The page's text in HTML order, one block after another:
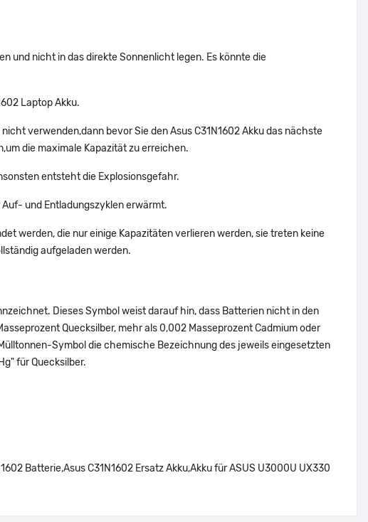
und nicht in das direkte Sonnenlicht legen. Es könnte die
Laptop Akku.
nicht verwenden,dann bevor Sie den Asus C31N1602 Akku das nächste
die maximale Kapazität zu erreichen.
entsteht die Explosionsgefahr.
und Entladungszyklen erwärmt.
werden, die nur einige Kapazitäten verlieren werden, sie treten keine
aufgeladen werden.
Dieses Symbol weist darauf hin, dass Batterien nicht in den
Quecksilber, mehr als 0,002 Masseprozent Cadmium oder
Symbol die chemische Bezeichnung des jeweils eingesetzten
für Quecksilber.
Batterie,Asus C31N1602 Ersatz Akku,Akku für ASUS U3000U UX330